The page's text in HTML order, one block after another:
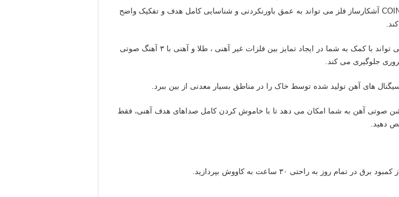
فلزیاب COIN FINDER CF77 آشکارساز فلز می تواند به عمق باورنکردنی و شناسایی کامل هدف و تفکیک واضح
طراحی منحصر به فرد می تواند با کمک به شما در ایجاد تمایز بین فلزات غیر آهنی ، طلا و آهنی با ۳ آهنگ صوتی
جلوگیری می کند.
صوتی آهن به شما امکان می دهد تا با خاموش کردن کامل صداهای هدف آهنی، فقط
دهید.
تمام روز به راحتی ۳۰ ساعت به کاووش بپردازید.